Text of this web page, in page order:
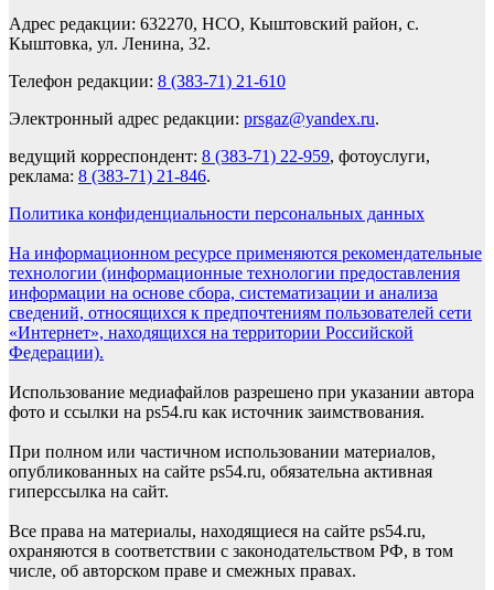
Адрес редакции: 632270, НСО, Кыштовский район, с.
Кыштовка, ул. Ленина, 32.
Телефон редакции: 8 (383-71) 21-610
Электронный адрес редакции: prsgaz@yandex.ru.
ведущий корреспондент: 8 (383-71) 22-959, фотоуслуги,
реклама: 8 (383-71) 21-846.
Политика конфиденциальности персональных данных
На информационном ресурсе применяются рекомендательные
технологии (информационные технологии предоставления
информации на основе сбора, систематизации и анализа
сведений, относящихся к предпочтениям пользователей сети
«Интернет», находящихся на территории Российской
Федерации).
Использование медиафайлов разрешено при указании автора
фото и ссылки на ps54.ru как источник заимствования.
При полном или частичном использовании материалов,
опубликованных на сайте ps54.ru, обязательна активная
гиперссылка на сайт.
Все права на материалы, находящиеся на сайте ps54.ru,
охраняются в соответствии с законодательством РФ, в том
числе, об авторском праве и смежных правах.